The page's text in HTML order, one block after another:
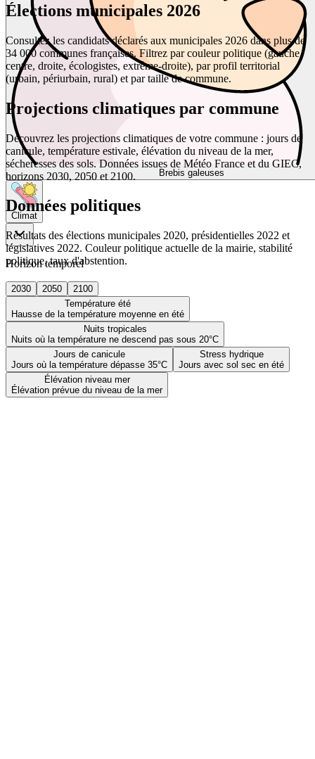
Brebis galeuses
Climat
Horizon temporel
2030 2050
2100
Température été
Hausse de la température moyenne en été
Nuits tropicales
Nuits où la température ne descend pas sous 20°C
Jours de canicule
Jours où la température dépasse 35°C
Stress hydrique
Jours avec sol sec en été
Élévation niveau mer
Élévation prévue du niveau de la mer
Élections municipales 2026
Consultez les candidats déclarés aux municipales 2026 dans plus de
34 000 communes françaises. Filtrez par couleur politique (gauche,
centre, droite, écologistes, extrême-droite), par profil territorial
(urbain, périurbain, rural) et par taille de commune.
Projections climatiques par commune
Découvrez les projections climatiques de votre commune : jours de
canicule, température estivale, élévation du niveau de la mer,
sécheresses des sols. Données issues de Météo France et du GIEC,
horizons 2030, 2050 et 2100.
Données politiques
Résultats des élections municipales 2020, présidentielles 2022 et
législatives 2022. Couleur politique actuelle de la mairie, stabilité
politique, taux d'abstention.